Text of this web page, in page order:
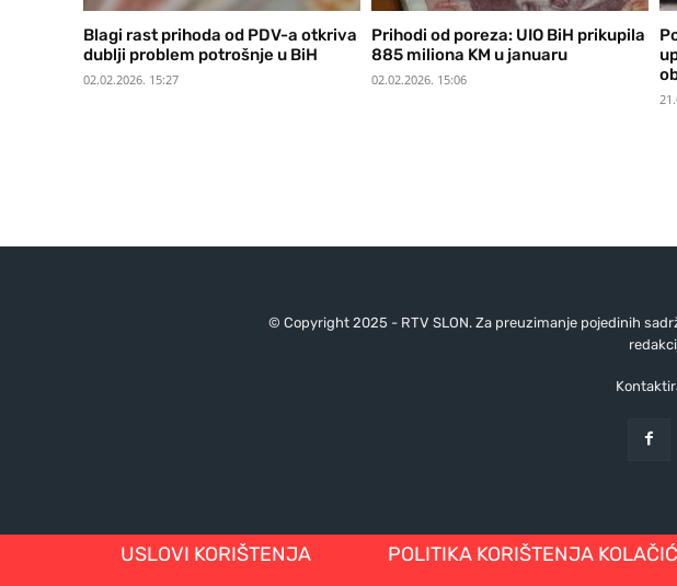
Blagi rast prihoda od PDV-a otkriva
dublji problem potrošnje u BiH
02.02.2026. 15:27
Prihodi od poreza: UIO BiH prikupila
885 miliona KM u januaru
02.02.2026. 15:06
© Copyright 2025 - RTV SLON. Za preuzimanje pojedinih
USLOVI KORIŠTENJA POLITIKA KORIŠTENJA